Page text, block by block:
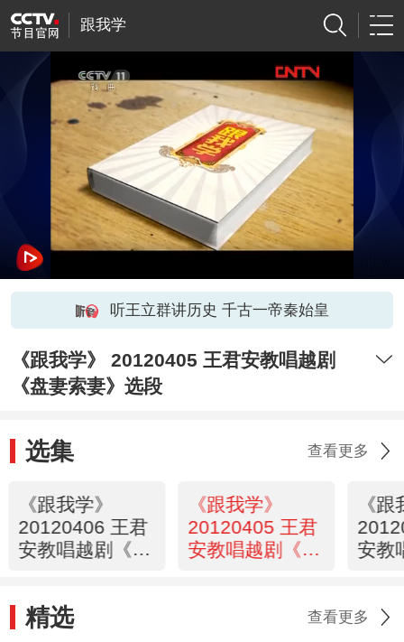
跟我学
听王立群讲历史 千古一帝秦始皇
《跟我学》 20120405 王君安教唱越剧
《盘妻索妻》选段
选集 查看更多
《跟我学》
20120406 王君
安教唱越剧《玉
《跟我学》
20120405 王君
安教唱越剧《盘
《
安教
精选 查看更多